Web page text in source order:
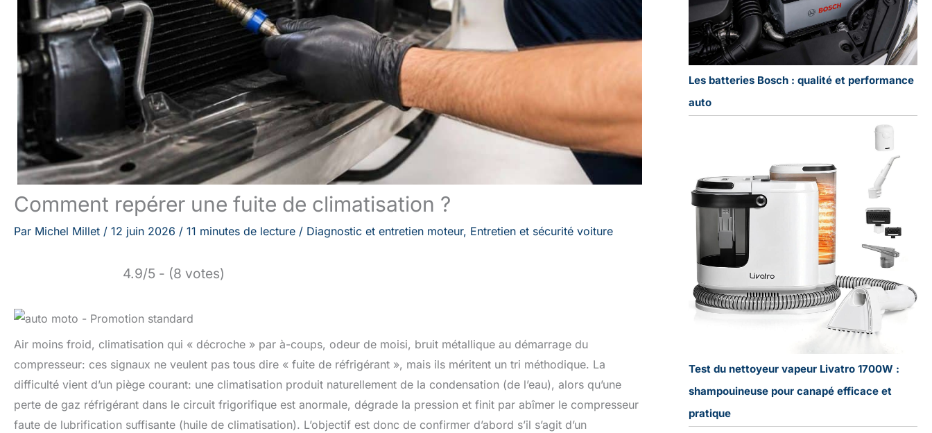
Comment repérer une fuite de climatisation ?
Par Michel Millet / 12 juin 2026 / 11 minutes de lecture / Diagnostic et entretien moteur, Entretien et sécurité voiture
4.9/5 - (8 votes)
Air moins froid, climatisation qui « décroche » par à-coups, odeur de moisi, bruit métallique au démarrage du
compresseur: ces signaux ne veulent pas tous dire « fuite de réfrigérant », mais ils méritent un tri méthodique. La
difficulté vient d’un piège courant: une climatisation produit naturellement de la condensation (de l’eau), alors qu’une
perte de gaz réfrigérant dans le circuit frigorifique est anormale, dégrade la pression et finit par abîmer le compresseur
faute de lubrification suffisante (huile de climatisation). L’objectif est donc de confirmer d’abord s’il s’agit d’un
Les batteries Bosch : qualité et performance
auto
Test du nettoyeur vapeur Livatro 1700W :
shampouineuse pour canapé efficace et
pratique